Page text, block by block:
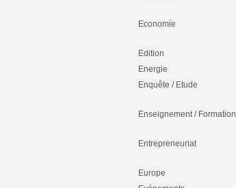
Economie
Edition
Energie
Enquête / Etude
Enseignement / Formation
Entrepreneuriat
Europe